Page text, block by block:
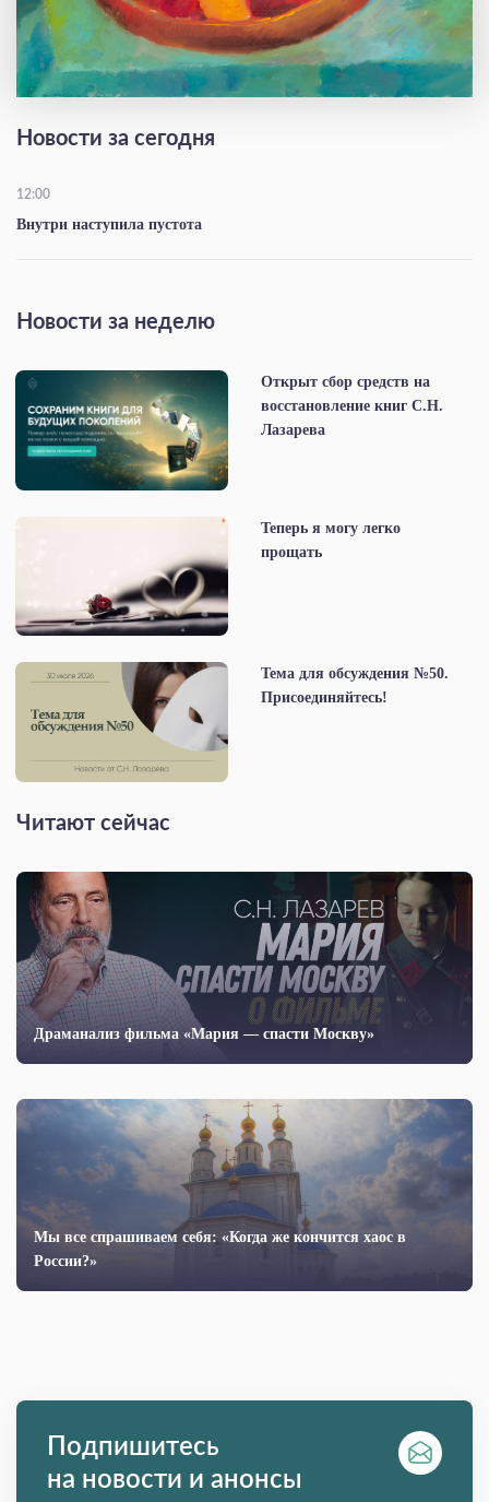
Новости за сегодня
12:00
Внутри наступила пустота
Новости за неделю
Открыт сбор средств на
восстановление книг С.Н.
Лазарева
Теперь я могу легко
прощать
Тема для обсуждения №50.
Присоединяйтесь!
Читают сейчас
Драманализ фильма «Мария — спасти Москву»
Мы все спрашиваем себя: «Когда же кончится хаос в
России?»
Подпишитесь
на новости и анонсы